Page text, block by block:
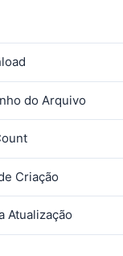
do Arquivo
Criação
Atualização